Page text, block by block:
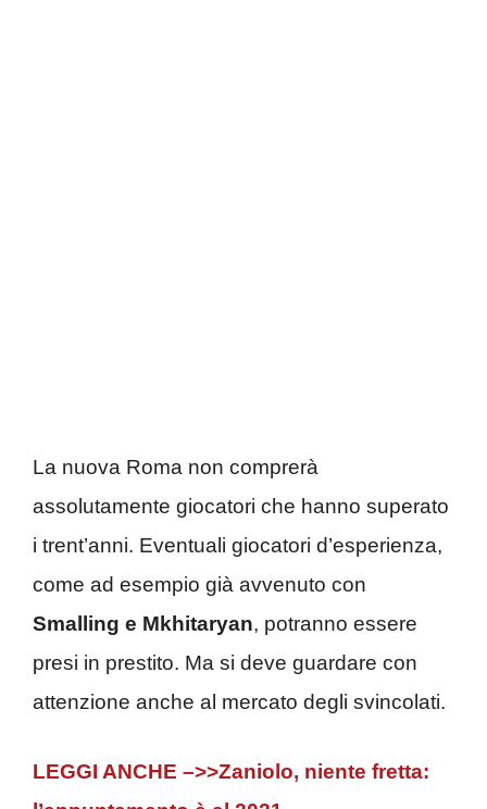
La nuova Roma non comprerà
assolutamente giocatori che hanno superato
i trent’anni. Eventuali giocatori d’esperienza,
come ad esempio già avvenuto con
Smalling e Mkhitaryan, potranno essere
presi in prestito. Ma si deve guardare con
attenzione anche al mercato degli svincolati.
LEGGI ANCHE –>>Zaniolo, niente fretta: